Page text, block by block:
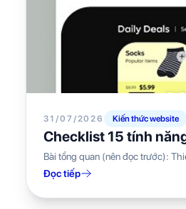
31/07/2026 Kiến thức website
Checklist 15 tính
Bài tổng quan (nên đọc trước):
Đọc tiếp